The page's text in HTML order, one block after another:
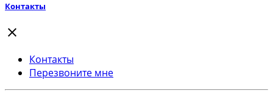
Контакты
Контакты
Перезвоните мне